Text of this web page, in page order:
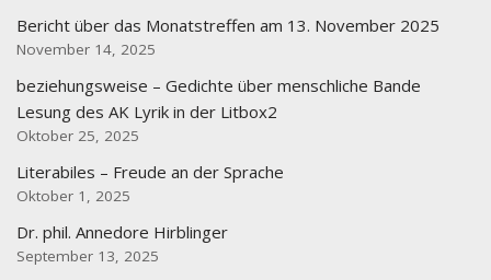
Bericht über das Monatstreffen am 13. November 2025
November 14, 2025
beziehungsweise – Gedichte über menschliche Bande
Lesung des AK Lyrik in der Litbox2
Oktober 25, 2025
Literabiles – Freude an der Sprache
Oktober 1, 2025
Dr. phil. Annedore Hirblinger
September 13, 2025